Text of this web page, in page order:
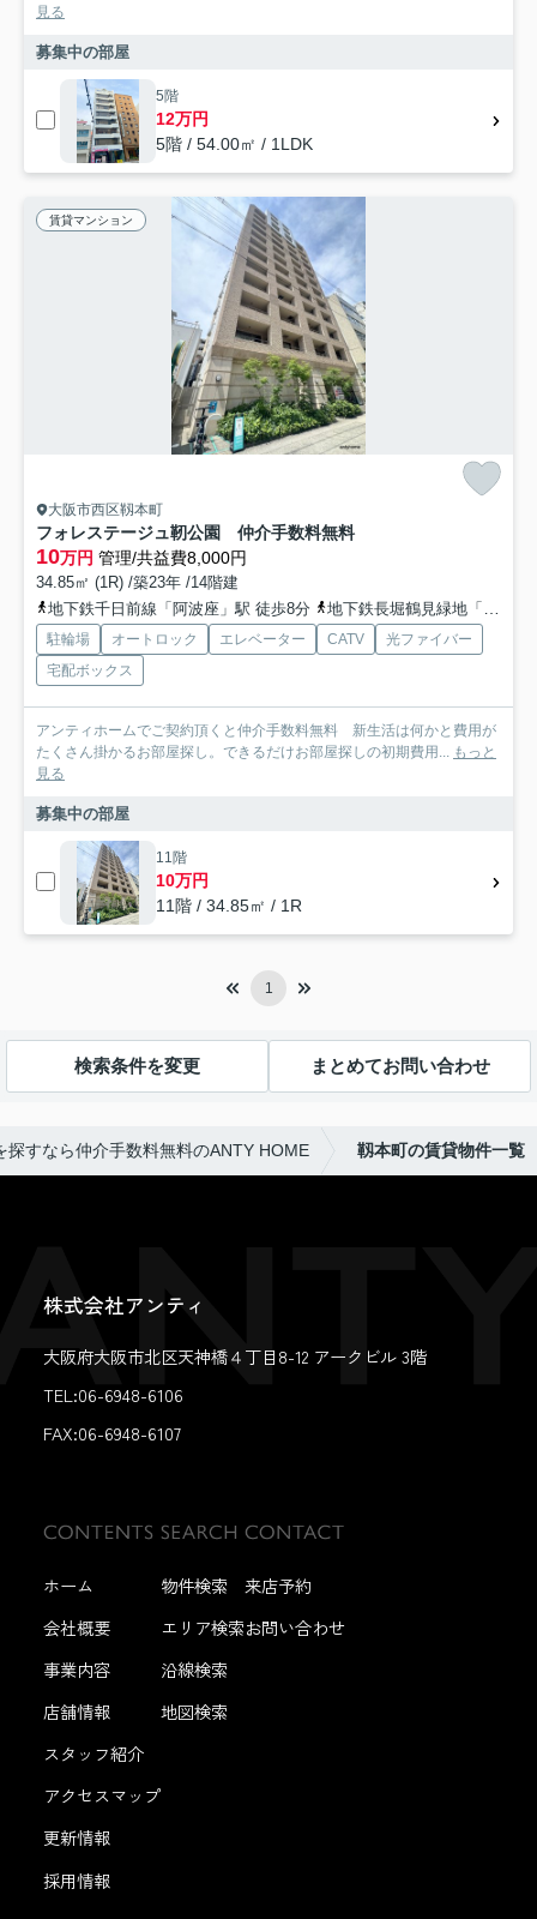
見る
募集中の部屋
5階
12万円
5階 / 54.00㎡ / 1LDK
賃貸マンション
大阪市西区靱本町
フォレステージュ靭公園 仲介手数料無料
10万円 管理/共益費8,000円
34.85㎡ (1R) /築23年 /14階建
地下鉄千日前線「阿波座」駅 徒歩8分
地下鉄長堀鶴見緑地「西大橋」駅 徒歩14分
駐輪場 オートロック エレベーター CATV
光ファイバー
宅配ボックス
アンティホームでご契約頂くと仲介手数料無料 新生活は何かと費用が
たくさん掛かるお部屋探し。できるだけお部屋探しの初期費用... もっと
見る
募集中の部屋
11階
10万円
11階 / 34.85㎡ / 1R
1
検索条件を変更 まとめてお問い合わせ
探すなら仲介手数料無料のANTY HOME 靱本町の賃貸物件一覧
株式会社アンティ
大阪府大阪市北区天神橋４丁目8-12 アークビル 3階
TEL:06-6948-6106
FAX:06-6948-6107
ホーム
会社概要
事業内容
店舗情報
スタッフ紹介
アクセスマップ
更新情報
採用情報
物件検索
エリア検索
沿線検索
地図検索
来店予約
お問い合わせ